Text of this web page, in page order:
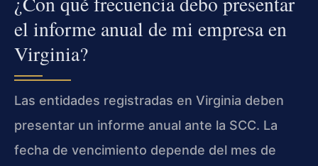
el informe anual de mi empresa en
Virginia?
Las entidades registradas en Virginia deben
presentar un informe anual ante la SCC. La
fecha de vencimiento depende del mes de